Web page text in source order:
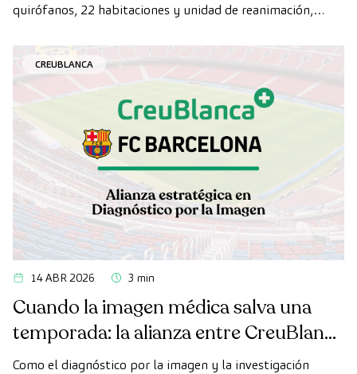
quirófanos, 22 habitaciones y unidad de reanimación,
CREUBLANCA
14 ABR 2026 3 min
Cuando la imagen médica salva una
temporada: la alianza entre CreuBlanca
y el FC Barcelona
Como el diagnóstico por la imagen y la investigación